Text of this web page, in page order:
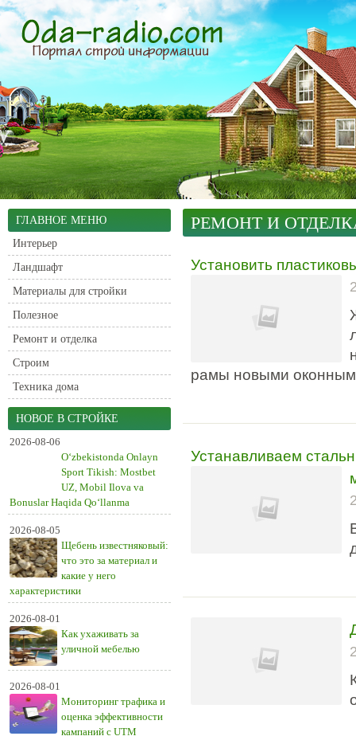
ГЛАВНОЕ МЕНЮ
Интерьер
Ландшафт
Материалы для стройки
Полезное
Ремонт и отделка
Строим
Техника дома
НОВОЕ В СТРОЙКЕ
2026-08-06
O‘zbekistonda Onlayn
Sport Tikish: Mostbet
UZ, Mobil Ilova va
Bonuslar Haqida Qo‘llanma
2026-08-05
Щебень известняковый:
что это за материал и
какие у него
характеристики
2026-08-01
Как ухаживать за
уличной мебелью
2026-08-01
Мониторинг трафика и
оценка эффективности
кампаний с UTM
РЕМОНТ И
Установить
рамы новыми
Устанавливаем